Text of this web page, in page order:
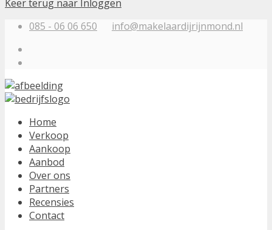
Keer terug naar Inloggen
085 - 06 06 650
info@makelaardijrijnmond.nl
Home
Verkoop
Aankoop
Aanbod
Over ons
Partners
Recensies
Contact